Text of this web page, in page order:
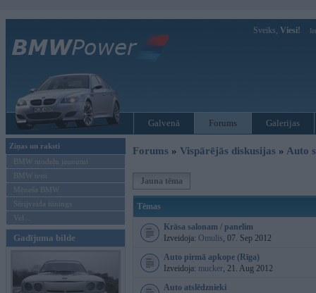
Sveiks, Viesi!
Galvenā Forums Galerijas
Ziņas un raksti
BMW modeļu jaunumi
BMW testi
Mēneša BMW
Sērijveida tūnings
Vel...
Gadījuma bilde
Forums » Vispārējās diskusijas » Auto
Jauna tēma
Tēmas
Krāsa salonam / panelim
Izveidoja: Omulis, 07. Sep 2012
Auto pirmā apkope (Rīga)
Izveidoja: mucker, 21. Aug 2012
Auto atslēdznieki